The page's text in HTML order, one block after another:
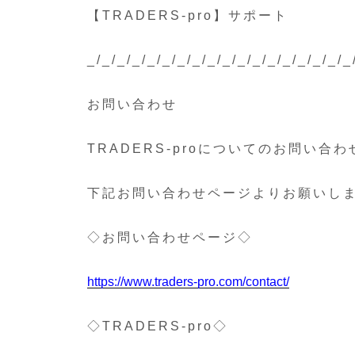
【TRADERS-pro】サポート
_/_/_/_/_/_/_/_/_/_/_/_/_/_/_/_/_/
お問い合わせ
TRADERS-proについてのお問い合わ
下記お問い合わせページよりお願いしま
◇お問い合わせページ◇
https://www.traders-pro.com/contact/
◇TRADERS-pro◇